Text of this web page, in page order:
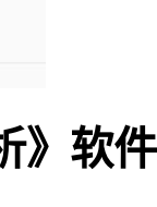
》软